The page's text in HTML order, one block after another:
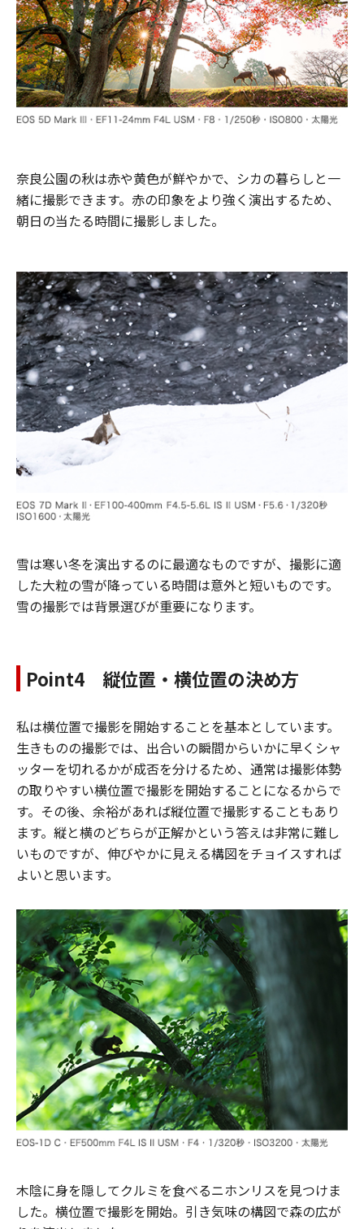
奈良公園の秋は赤や黄色が鮮やかで、シカの暮らしと一
緒に撮影できます。赤の印象をより強く演出するため、
朝日の当たる時間に撮影しました。
雪は寒い冬を演出するのに最適なものですが、撮影に適
した大粒の雪が降っている時間は意外と短いものです。
雪の撮影では背景選びが重要になります。
Point4 縦位置・横位置の決め方
私は横位置で撮影を開始することを基本としています。
生きものの撮影では、出合いの瞬間からいかに早くシャ
ッターを切れるかが成否を分けるため、通常は撮影体勢
の取りやすい横位置で撮影を開始することになるからで
す。その後、余裕があれば縦位置で撮影することもあり
ます。縦と横のどちらが正解かという答えは非常に難し
いものですが、伸びやかに見える構図をチョイスすれば
よいと思います。
木陰に身を隠してクルミを食べるニホンリスを見つけま
した。横位置で撮影を開始。引き気味の構図で森の広が